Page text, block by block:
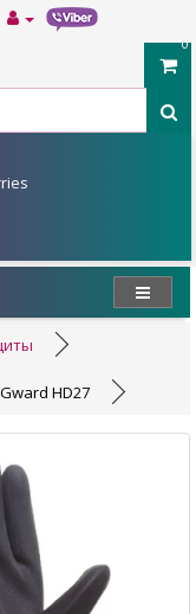
0
HD27